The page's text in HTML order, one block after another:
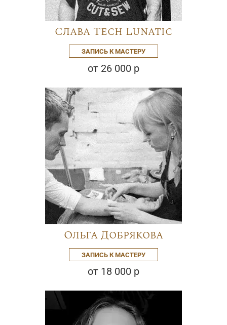
Слава Tech Lunatic
ЗАПИСЬ К МАСТЕРУ
от 26 000 р
Ольга Добрякова
ЗАПИСЬ К МАСТЕРУ
от 18 000 р